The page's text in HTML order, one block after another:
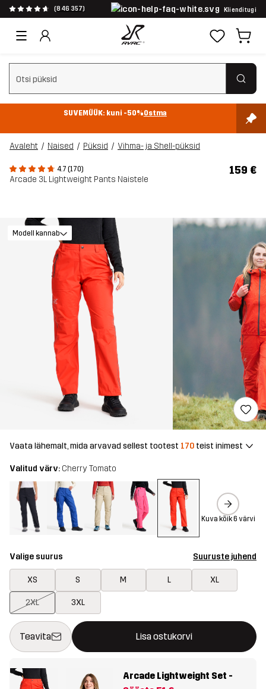
(846 357) Klienditugi
Tühjenda otsing
SUVEMÜÜK: kuni -50%Ostma
Avaleht Naised Püksid Vihma- ja Shell-püksid
4.7 (170)
Arcade 3L Lightweight Pants Naistele
159 €
Modell kannab
Vaata lähemalt, mida arvavad sellest tootest 170 teist inimest
Valitud värv: Cherry Tomato
Kuva kõik 6 värvi
Valige suurus Suuruste juhend
XS S M L XL
2XL 3XL
Teavita Lisa ostukorvi
See nupp avab modaali, mis kinnitab ostukorvis uue kauba
{{size}} pole saadaval
Arcade Lightweight Set -